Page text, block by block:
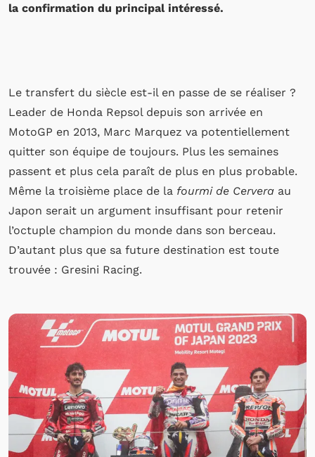
la confirmation du principal intéressé.
Le transfert du siècle est-il en passe de se réaliser ?
Leader de Honda Repsol depuis son arrivée en
MotoGP en 2013, Marc Marquez va potentiellement
quitter son équipe de toujours. Plus les semaines
passent et plus cela paraît de plus en plus probable.
Même la troisième place de la fourmi de Cervera au
Japon serait un argument insuffisant pour retenir
l’octuple champion du monde dans son berceau.
D’autant plus que sa future destination est toute
trouvée : Gresini Racing.